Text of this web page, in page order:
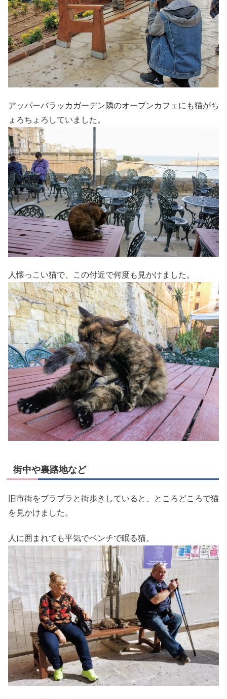
アッパーバラッカガーデン隣のオープンカフェにも猫がち
ょろちょろしていました。
人懐っこい猫で、この付近で何度も見かけました。
街中や裏路地など
旧市街をブラブラと街歩きしていると、ところどころで猫
を見かけました。
人に囲まれても平気でベンチで眠る猫。